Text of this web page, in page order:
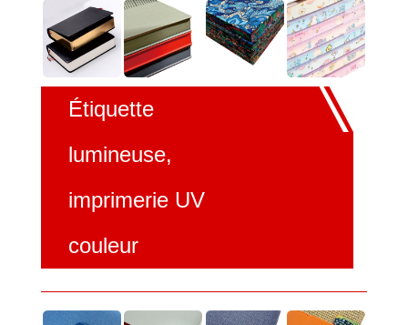
Étiquette
lumineuse,
imprimerie UV
couleur